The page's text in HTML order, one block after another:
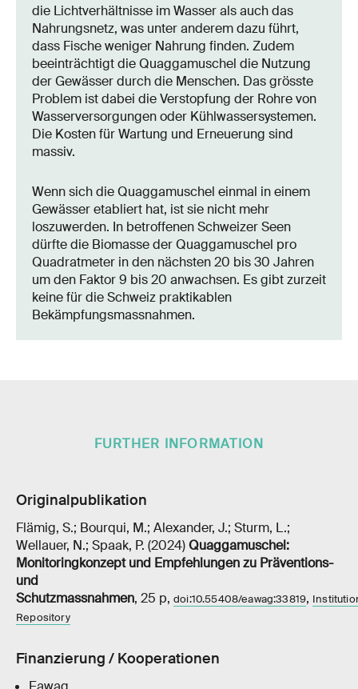
die Lichtverhältnisse im Wasser als auch das
Nahrungsnetz, was unter anderem dazu führt,
dass Fische weniger Nahrung finden. Zudem
beeinträchtigt die Quaggamuschel die Nutzung
der Gewässer durch die Menschen. Das grösste
Problem ist dabei die Verstopfung der Rohre von
Wasserversorgungen oder Kühlwassersystemen.
Die Kosten für Wartung und Erneuerung sind
massiv.
Wenn sich die Quaggamuschel einmal in einem
Gewässer etabliert hat, ist sie nicht mehr
loszuwerden. In betroffenen Schweizer Seen
dürfte die Biomasse der Quaggamuschel pro
Quadratmeter in den nächsten 20 bis 30 Jahren
um den Faktor 9 bis 20 anwachsen. Es gibt zurzeit
keine für die Schweiz praktikablen
Bekämpfungsmassnahmen.
FURTHER INFORMATION
Originalpublikation
Flämig, S.; Bourqui, M.; Alexander, J.; Sturm, L.;
Wellauer, N.; Spaak, P. (2024)Quaggamuschel:
Monitoringkonzept und Empfehlungen zu Präventions-
und
Schutzmassnahmen, 25 p, doi:10.55408/eawag:33819,
Repository
Finanzierung / Kooperationen